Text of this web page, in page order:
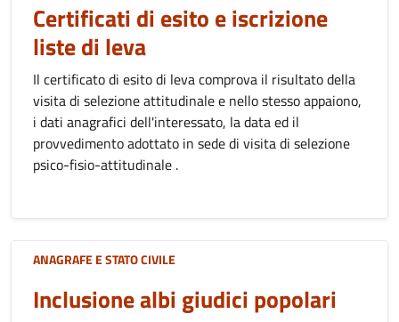
Certificati di esito e iscrizione
liste di leva
Il certificato di esito di leva comprova il risultato della
visita di selezione attitudinale e nello stesso appaiono,
i dati anagrafici dell'interessato, la data ed il
provvedimento adottato in sede di visita di selezione
psico-fisio-attitudinale .
ANAGRAFE E STATO CIVILE
Inclusione albi giudici popolari